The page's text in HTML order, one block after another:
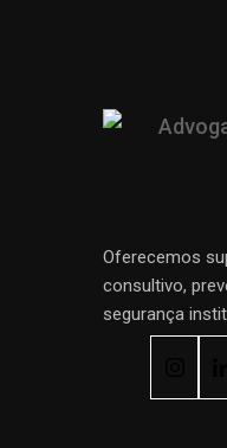
Oferecemos
consultivo,
segurança